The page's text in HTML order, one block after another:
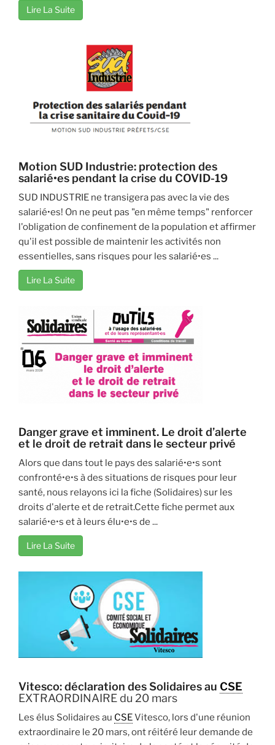
Lire La Suite
Motion SUD Industrie: protection des
salarié•es pendant la crise du COVID-19
SUD INDUSTRIE ne transigera pas avec la vie des
salarié•es! On ne peut pas "en même temps" renforcer
l'obligation de confinement de la population et affirmer
qu'il est possible de maintenir les activités non
essentielles, sans risques pour les salarié•es ...
Lire La Suite
Danger grave et imminent. Le droit d’alerte
et le droit de retrait dans le secteur privé
Alors que dans tout le pays des salarié•e•s sont
confronté•e•s à des situations de risques pour leur
santé, nous relayons ici la fiche (Solidaires) sur les
droits d'alerte et de retrait.Cette fiche permet aux
salarié•e•s et à leurs élu•e•s de ...
Lire La Suite
Vitesco: déclaration des Solidaires au CSE
EXTRAORDINAIRE du 20 mars
Les élus Solidaires au CSEVitesco, lors d'une réunion
extraordinaire le 20 mars, ont réitéré leur demande de